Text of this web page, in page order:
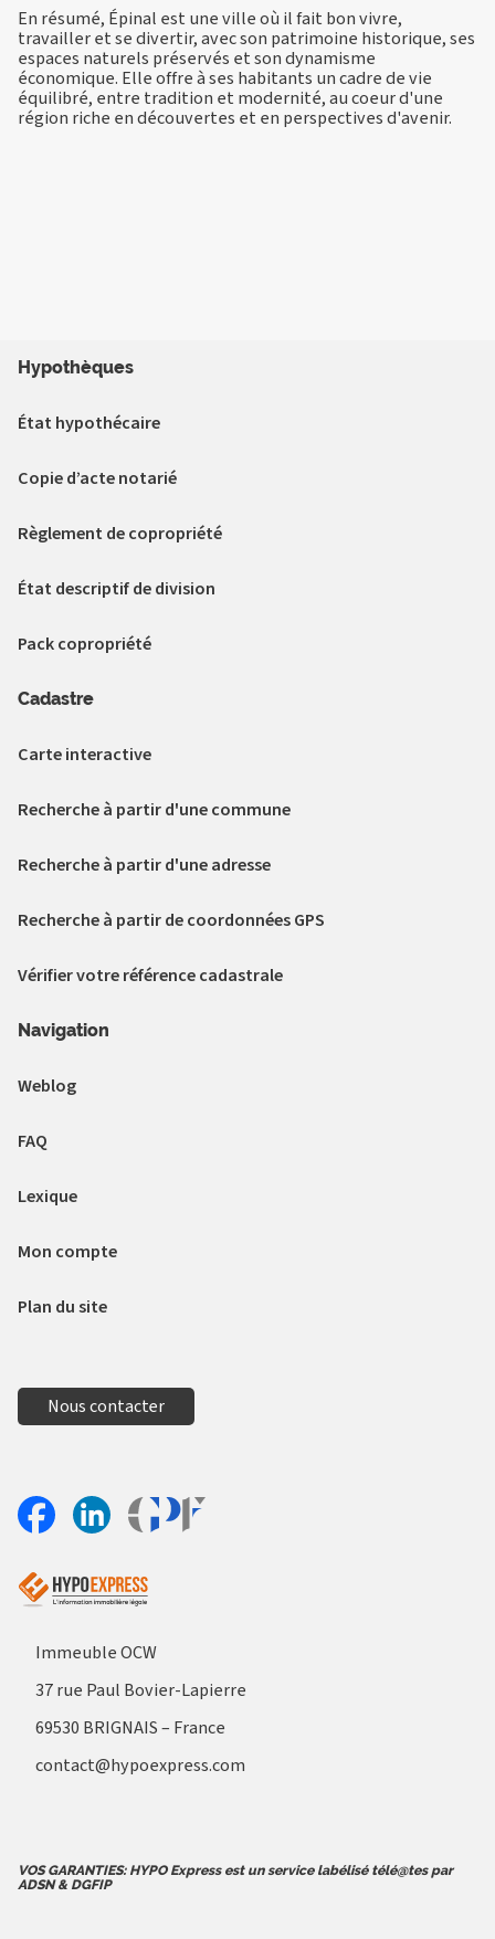
En résumé, Épinal est une ville où il fait bon vivre,
travailler et se divertir, avec son patrimoine historique, ses
espaces naturels préservés et son dynamisme
économique. Elle offre à ses habitants un cadre de vie
équilibré, entre tradition et modernité, au coeur d'une
région riche en découvertes et en perspectives d'avenir.
Hypothèques
État hypothécaire
Copie d’acte notarié
Règlement de copropriété
État descriptif de division
Pack copropriété
Cadastre
Carte interactive
Recherche à partir d'une commune
Recherche à partir d'une adresse
Recherche à partir de coordonnées GPS
Vérifier votre référence cadastrale
Navigation
Weblog
FAQ
Lexique
Mon compte
Plan du site
Nous contacter
Immeuble OCW
37 rue Paul Bovier-Lapierre
69530 BRIGNAIS – France
contact@hypoexpress.com
VOS GARANTIES: HYPO Express est un service labélisé télé@tes par
ADSN & DGFIP